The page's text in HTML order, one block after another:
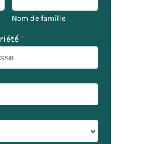
Nom de famille
*